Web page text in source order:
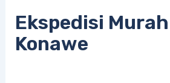
Ekspedisi
Konawe